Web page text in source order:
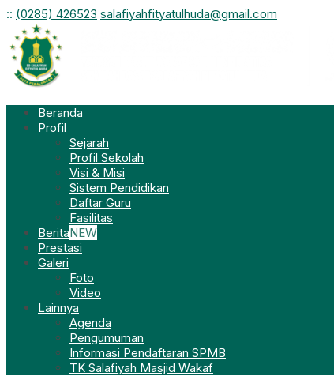
:: (0285) 426523 salafiyahfityatulhuda@gmail.com
Beranda
Profil
Sejarah
Profil Sekolah
Visi & Misi
Sistem Pendidikan
Daftar Guru
Fasilitas
BeritaNEW
Prestasi
Galeri
Foto
Video
Lainnya
Agenda
Pengumuman
Informasi Pendaftaran SPMB
TK Salafiyah Masjid Wakaf